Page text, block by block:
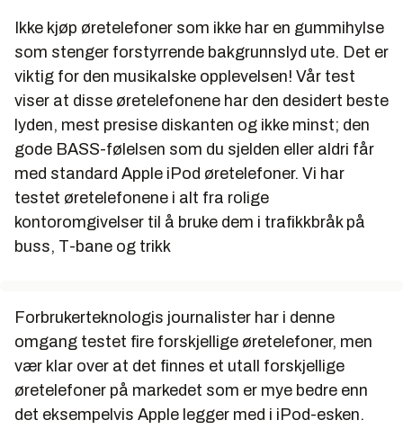
Ikke kjøp øretelefoner som ikke har en gummihylse
som stenger forstyrrende bakgrunnslyd ute. Det er
viktig for den musikalske opplevelsen! Vår test
viser at disse øretelefonene har den desidert beste
lyden, mest presise diskanten og ikke minst; den
gode BASS-følelsen som du sjelden eller aldri får
med standard Apple iPod øretelefoner. Vi har
testet øretelefonene i alt fra rolige
kontoromgivelser til å bruke dem i trafikkbråk på
buss, T-bane og trikk
Forbrukerteknologis journalister har i denne
omgang testet fire forskjellige øretelefoner, men
vær klar over at det finnes et utall forskjellige
øretelefoner på markedet som er mye bedre enn
det eksempelvis Apple legger med i iPod-esken.